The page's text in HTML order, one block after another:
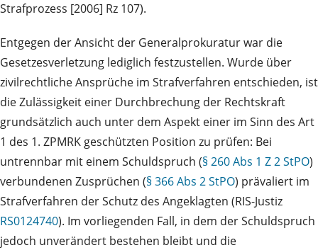
Strafprozess [2006] Rz 107).
Entgegen der Ansicht der Generalprokuratur war die
Gesetzesverletzung lediglich festzustellen. Wurde über
zivilrechtliche Ansprüche im Strafverfahren entschieden, ist
die Zulässigkeit einer Durchbrechung der Rechtskraft
grundsätzlich auch unter dem Aspekt einer im Sinn des Art
1 des 1. ZPMRK geschützten Position zu prüfen: Bei
untrennbar mit einem Schuldspruch (§ 260 Abs 1 Z 2 StPO)
verbundenen Zusprüchen (§ 366 Abs 2 StPO) prävaliert im
Strafverfahren der Schutz des Angeklagten (RIS-Justiz
RS0124740). Im vorliegenden Fall, in dem der Schuldspruch
jedoch unverändert bestehen bleibt und die